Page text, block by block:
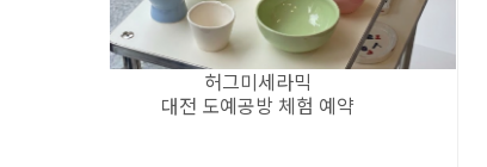
허그미세라믹
대전 도예공방 체험 예약